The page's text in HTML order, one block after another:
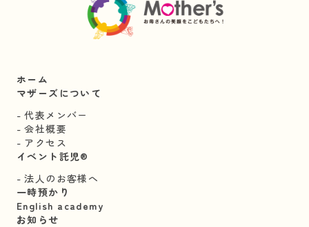
ホーム
マザーズについて
代表メンバー
会社概要
アクセス
イベント託児®︎
法人のお客様へ
一時預かり
English academy
お知らせ